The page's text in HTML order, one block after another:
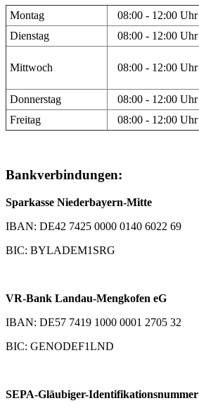
Montag 08:00 - 12:00 Uhr
Dienstag
08:00 - 12:00 Uhr
Mittwoch 08:00 - 12:00 Uhr
Donnerstag 08:00 - 12:00 Uhr
Freitag
08:00 - 12:00 Uhr
Bankverbindungen:
Sparkasse Niederbayern-Mitte
IBAN: DE42 7425 0000 0140 6022 69
BIC: BYLADEM1SRG
VR-Bank Landau-Mengkofen eG
IBAN: DE57 7419 1000 0001 2705 32
BIC: GENODEF1LND
SEPA-Gläubiger-Identifikationsnummer